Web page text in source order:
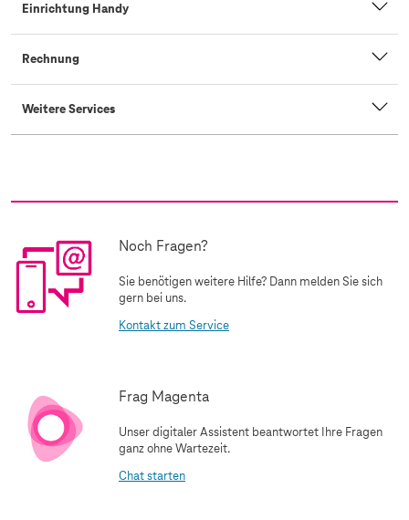
Einrichtung Handy
Rechnung
Weitere Services
Noch Fragen?
Sie benötigen weitere Hilfe? Dann melden Sie sich
gern bei uns.
Kontakt zum Service
Frag Magenta
Unser digitaler Assistent beantwortet Ihre Fragen
ganz ohne Wartezeit.
Chat starten